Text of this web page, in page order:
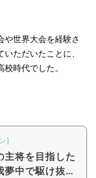
や世界大会を経験さ
ただいたことに、
時代でした。
]
主将を目指した
夢中で駆け抜け